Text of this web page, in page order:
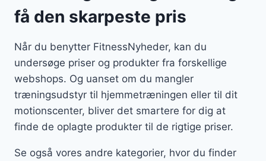
få den skarpeste pris
Når du benytter FitnessNyheder, kan du
undersøge priser og produkter fra forskellige
webshops. Og uanset om du mangler
træningsudstyr til hjemmetræningen eller til dit
motionscenter, bliver det smartere for dig at
finde de oplagte produkter til de rigtige priser.
Se også vores andre kategorier, hvor du finder